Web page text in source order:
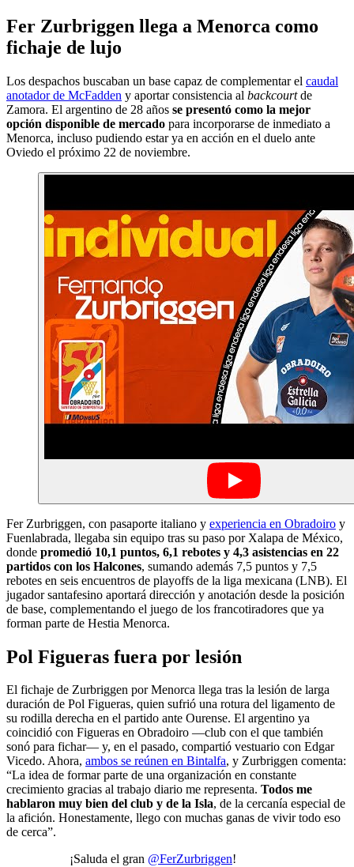
Fer Zurbriggen llega a Menorca como
fichaje de lujo
Los despachos buscaban un base capaz de complementar el caudal
anotador de McFadden y aportar consistencia al backcourtde
Zamora. El argentino de 28 años se presentó como la mejor
opción disponible de mercado para incorporarse de inmediato a
Menorca, incluso pudiendo estar ya en acción en el duelo ante
Oviedo el próximo 22 de noviembre.
Fer Zurbriggen, con pasaporte italiano y experiencia en Obradoiro y
Fuenlabrada, llegaba sin equipo tras su paso por Xalapa de México,
donde promedió 10,1 puntos, 6,1 rebotes y 4,3 asistencias en 22
partidos con los Halcones, sumando además 7,5 puntos y 7,5
rebotes en seis encuentros de playoffs de la liga mexicana (LNB). El
jugador santafesino aportará dirección y anotación desde la posición
de base, complementando el juego de los francotiradores que ya
forman parte de Hestia Menorca.
Pol Figueras fuera por lesión
El fichaje de Zurbriggen por Menorca llega tras la lesión de larga
duración de Pol Figueras, quien sufrió una rotura del ligamento de
su rodilla derecha en el partido ante Ourense. El argentino ya
coincidió con Figueras en Obradoiro —club con el que también
sonó para fichar— y, en el pasado, compartió vestuario con Edgar
Vicedo. Ahora, ambos se reúnen en Bintalfa, y Zurbriggen comenta:
“La idea de formar parte de una organización en constante
crecimiento gracias al trabajo diario me representa. Todos me
hablaron muy bien del club y de la Isla, de la cercanía especial de
la afición. Honestamente, llego con muchas ganas de vivir todo eso
de cerca”.
¡Saluda el gran @FerZurbriggen!